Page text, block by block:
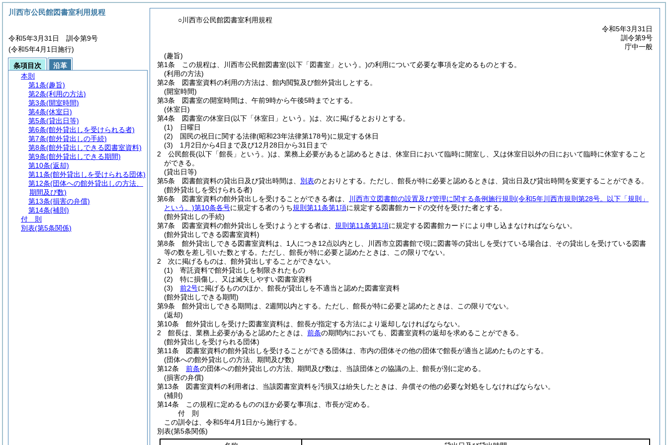
○川西市公民館図書室利用規程
令和5年3月31日
訓令第9号
庁中一般
(趣旨)
第1条
この規程は、川西市公民館図書室(以下「図書室」という。)の利用について必要な事項を定めるものとする。
(利用の方法)
第2条
図書室資料の利用の方法は、館内閲覧及び館外貸出しとする。
(開室時間)
第3条
図書室の開室時間は、午前9時から午後5時までとする。
(休室日)
第4条
図書室の休室日(以下「休室日」という。)は、次に掲げるとおりとする。
(1)
日曜日
(2)
国民の祝日に関する法律(昭和23年法律第178号)に規定する休日
(3)
1月2日から4日まで及び12月28日から31日まで
2
公民館長(以下「館長」という。)は、業務上必要があると認めるときは、休室日において臨時に開室し、又は休室日以外の日において臨時に休室すること
ができる。
(貸出日等)
第5条
図書館資料の貸出日及び貸出時間は、 別表のとおりとする。 ただし、館長が特に必要と認めるときは、貸出日及び貸出時間を変更することができる。
(館外貸出しを受けられる者)
第6条
図書室資料の館外貸出しを受けることができる者は、 川西市立図書館の設置及び管理に関する条例施行規則 (令和5年川西市規則第28号。以下「規則」
という。)第10条各号に規定する者のうち規則第11条第1項に規定する図書館カードの交付を受けた者とする。
(館外貸出しの手続)
第7条
図書室資料の館外貸出しを受けようとする者は、 規則第11条第1項に規定する図書館カードにより申し込まなければならない。
(館外貸出しできる図書室資料)
第8条
館外貸出しできる図書室資料は、1人につき12点以内とし、川西市立図書館で現に図書等の貸出しを受けている場合は、その貸出しを受けている図書
等の数を差し引いた数とする。 ただし、館長が特に必要と認めたときは、この限りでない。
2
次に掲げるものは、館外貸出しすることができない。
(1)
寄託資料で館外貸出しを制限されたもの
(2)
特に損傷し、又は滅失しやすい図書室資料
(3)
前2号に掲げるもののほか、館長が貸出しを不適当と認めた図書室資料
(館外貸出しできる期間)
第9条
館外貸出しできる期間は、2週間以内とする。 ただし、館長が特に必要と認めたときは、この限りでない。
(返却)
第10条
館外貸出しを受けた図書室資料は、館長が指定する方法により返却しなければならない。
2
館長は、業務上必要があると認めたときは、 前条の期間内においても、図書室資料の返却を求めることができる。
(館外貸出しを受けられる団体)
第11条
図書室資料の館外貸出しを受けることができる団体は、市内の団体その他の団体で館長が適当と認めたものとする。
(団体への館外貸出しの方法、期間及び数)
第12条
前条の団体への館外貸出しの方法、期間及び数は、当該団体との協議の上、館長が別に定める。
(損害の弁償)
第13条
図書室資料の利用者は、当該図書室資料を汚損又は紛失したときは、弁償その他の必要な対処をしなければならない。
(補則)
第14条
この規程に定めるもののほか必要な事項は、市長が定める。
付 則
この訓令は、令和5年4月1日から施行する。
別表(第5条関係)
川西市公民館図書室利用規程
令和5年3月31日 訓令第9号
(令和5年4月1日施行)
条項目次
沿革
本則
第1条(趣旨)
第2条(利用の方法)
第3条(開室時間)
第4条(休室日)
第5条(貸出日等)
第6条(館外貸出しを受けられる者)
第7条(館外貸出しの手続)
第8条(館外貸出しできる図書室資料)
第9条(館外貸出しできる期間)
第10条(返却)
第11条(館外貸出しを受けられる団体)
第12条(団体への館外貸出しの方法、
期間及び数)
第13条(損害の弁償)
第14条(補則)
付 則
別表(第5条関係)